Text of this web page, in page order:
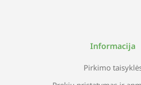
Informacija
Pirkimo